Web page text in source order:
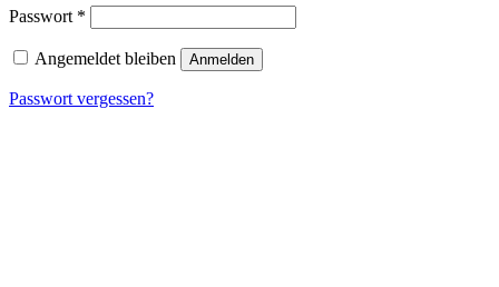
Passwort *
Angemeldet bleiben Anmelden
Passwort vergessen?